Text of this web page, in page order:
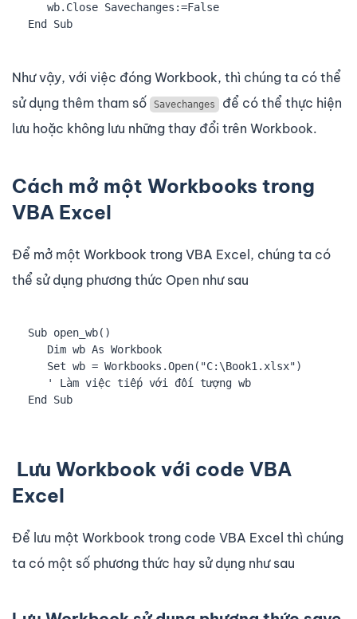
   wb.Close Savechanges:=False
End Sub
Như vậy, với việc đóng Workbook, thì chúng ta có thể
sử dụng thêm tham số
Savechanges
để có thể thực hiện
lưu hoặc không lưu những thay đổi trên Workbook.
Cách mở một Workbooks trong
VBA Excel
Để mở một Workbook trong VBA Excel, chúng ta có
thể sử dụng phương thức Open như sau
Sub open_wb()
   Dim wb As Workbook
   Set wb = Workbooks.Open("C:\Book1.xlsx")
   ' Làm việc tiếp với đối tượng wb
End Sub
Lưu Workbook với code VBA
Excel
Để lưu một Workbook trong code VBA Excel thì chúng
ta có một số phương thức hay sử dụng như sau